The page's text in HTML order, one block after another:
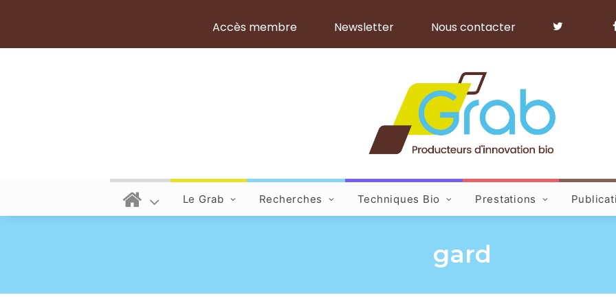
Accès membre Newsletter Nous contacter
Le Grab Recherches Techniques Bio Prestations
gard